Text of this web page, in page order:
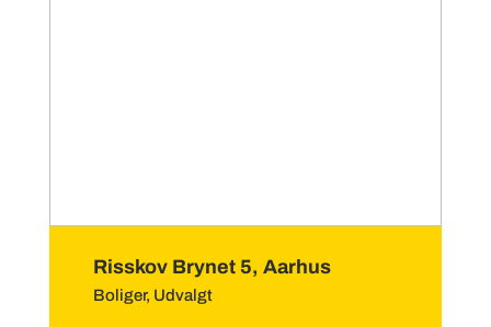
Risskov Brynet 5, Aarhus
Boliger, Udvalgt